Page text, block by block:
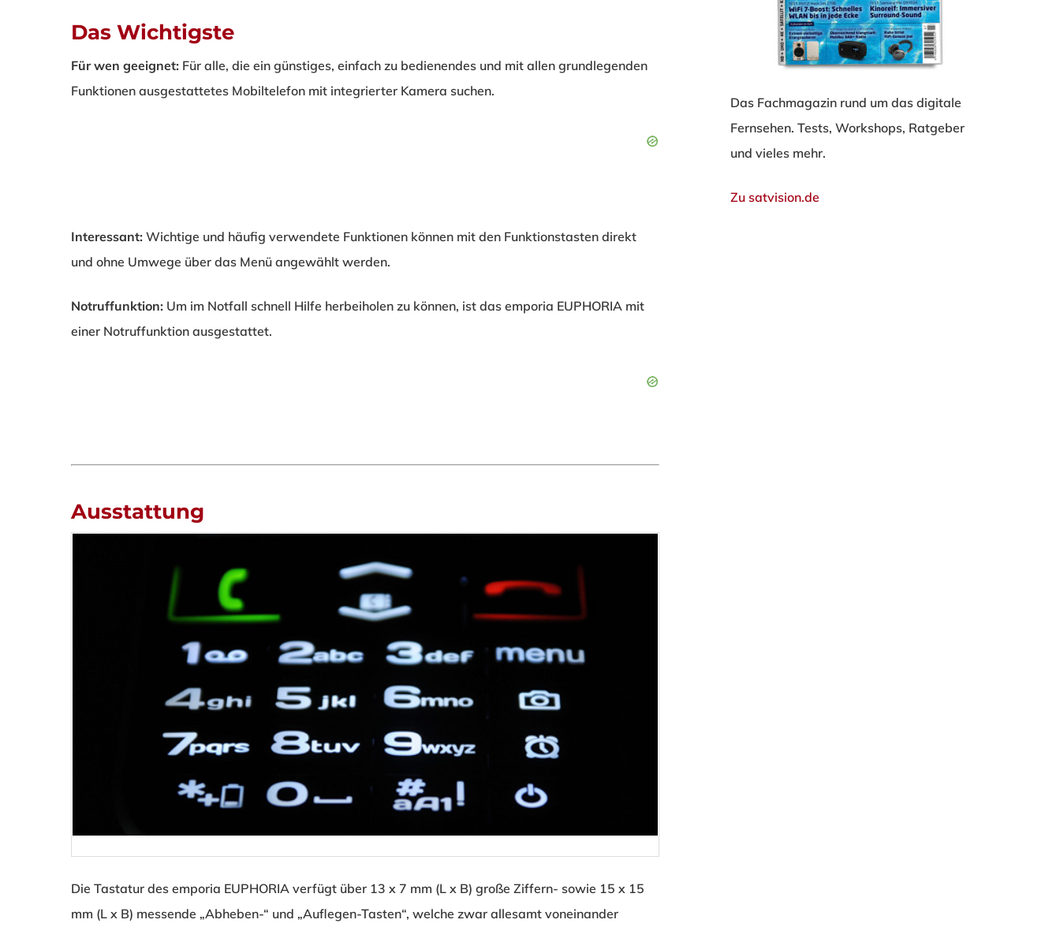
Das Wichtigste
Für wen geeignet: Für alle, die ein günstiges, einfach zu bedienendes und mit allen grundlegenden
Funktionen ausgestattetes Mobiltelefon mit integrierter Kamera suchen.
Interessant: Wichtige und häufig verwendete Funktionen können mit den Funktionstasten direkt
und ohne Umwege über das Menü angewählt werden.
Notruffunktion: Um im Notfall schnell Hilfe herbeiholen zu können, ist das emporia EUPHORIA mit
einer Notruffunktion ausgestattet.
Ausstattung
Die Tastatur des emporia EUPHORIA verfügt über 13 x 7 mm (L x B) große Ziffern- sowie 15 x 15
mm (L x B) messende „Abheben-“ und „Auflegen-Tasten“, welche zwar allesamt voneinander
Das Fachmagazin rund um das digitale
Fernsehen. Tests, Workshops, Ratgeber
und vieles mehr.
Zu satvision.de